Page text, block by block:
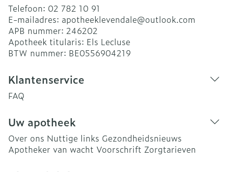
Telefoon: 02 782 10 91
E-mailadres: apotheeklevendale@outlook.com
APB nummer: 246202
Apotheek titularis: Els Lecluse
BTW nummer: BE0556904219
Klantenservice
FAQ
Uw apotheek
Over ons Nuttige links Gezondheidsnieuws
Apotheker van wacht Voorschrift Zorgtarieven